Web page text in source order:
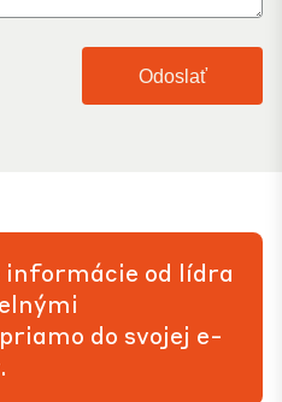
Odoslať
od lídra
do svojej e-